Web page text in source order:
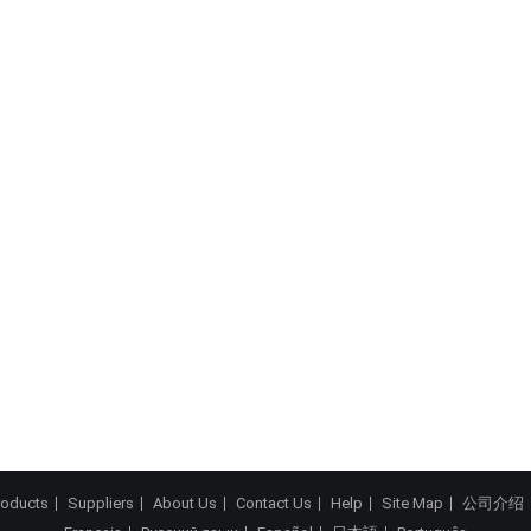
Suppliers About Us Contact Us Help Site Map
公司介绍